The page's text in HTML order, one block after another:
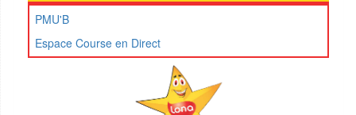
PMU'B
Espace Course en Direct